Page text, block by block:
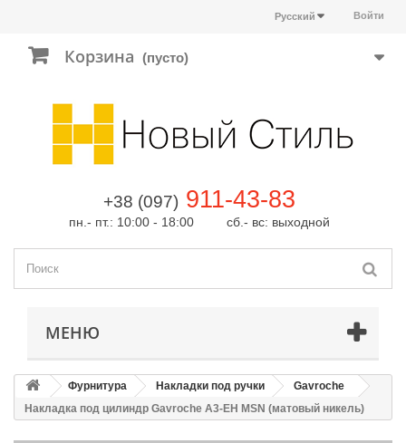
Войти
Русский
Корзина (пусто)
+38 (097) 911-43-83
пн.- пт.: 10:00 - 18:00 сб.- вс: выходной
МЕНЮ
Фурнитура Накладки под ручки
Gavroche
Накладка под цилиндр Gavroche А3-EH MSN (матовый никель)